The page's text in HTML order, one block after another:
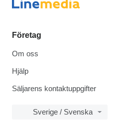
Företag
Om oss
Hjälp
Säljarens kontaktuppgifter
Sverige / Svenska